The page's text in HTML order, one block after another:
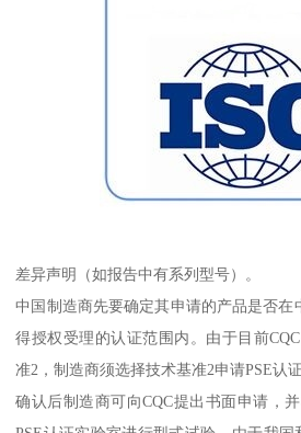
差异声明（如报告中有系列型号）。
中国制造商先要确定其申请的产品是否在
得授权受理的认证范围内。由于目前
准2，制造商须选择技术基准2申请PSE认证
确认后制造商可向CQC提出书面申请，